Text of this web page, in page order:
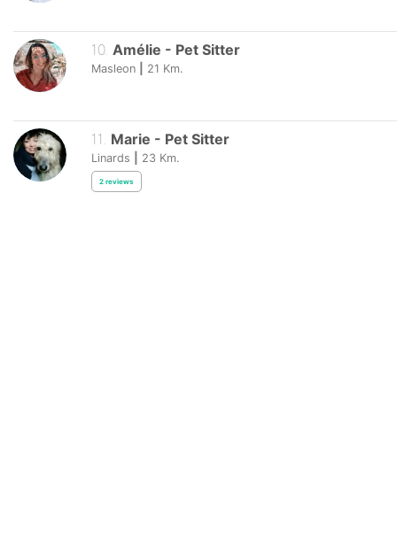
10. Amélie - Pet Sitter
Masleon 21 Km.
11 Marie - Pet Sitter
Linards 23 Km.
2 reviews